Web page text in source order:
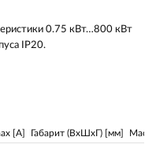
0.75 кВт…800 кВт
IP20.
[A] Габарит (ВхШхГ) [мм]